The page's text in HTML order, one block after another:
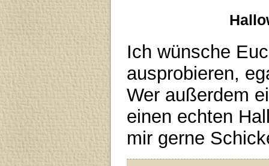
Ich wünsche
ausprobieren,
Wer außerdem
einen echten
mir gerne